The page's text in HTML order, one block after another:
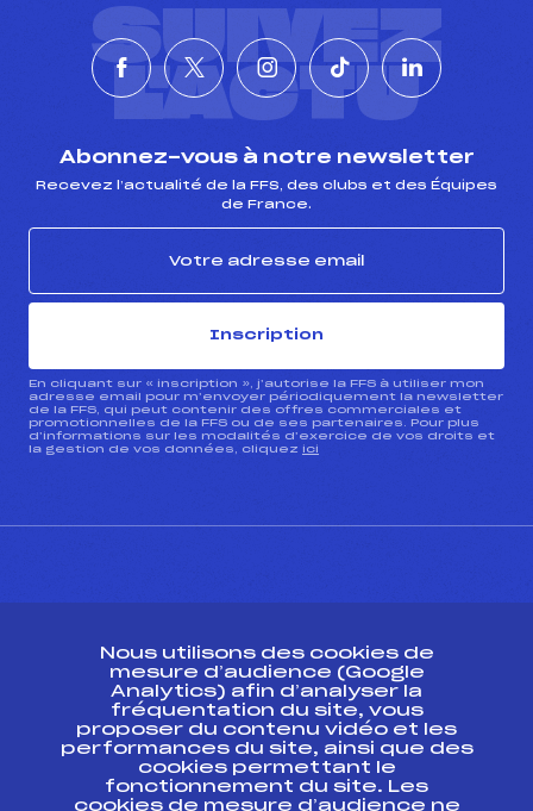
SUIVEZ
L'ACTU
Abonnez-vous à notre newsletter
Recevez l’actualité de la FFS, des clubs et des Équipes
de France.
Inscription
En cliquant sur « inscription », j’autorise la FFS à utiliser mon
adresse email pour m’envoyer périodiquement la newsletter
de la FFS, qui peut contenir des offres commerciales et
promotionnelles de la FFS ou de ses partenaires. Pour plus
d’informations sur les modalités d’exercice de vos droits et
la gestion de vos données, cliquez ici
ESPACE PRESSE
Ressources
Pass’Neige
Projet sportif fédéral
Projet de performance fédéral
Nous utilisons des cookies de
mesure d’audience (Google
Analytics) afin d’analyser la
fréquentation du site, vous
proposer du contenu vidéo et les
performances du site, ainsi que des
cookies permettant le
fonctionnement du site. Les
cookies de mesure d’audience ne